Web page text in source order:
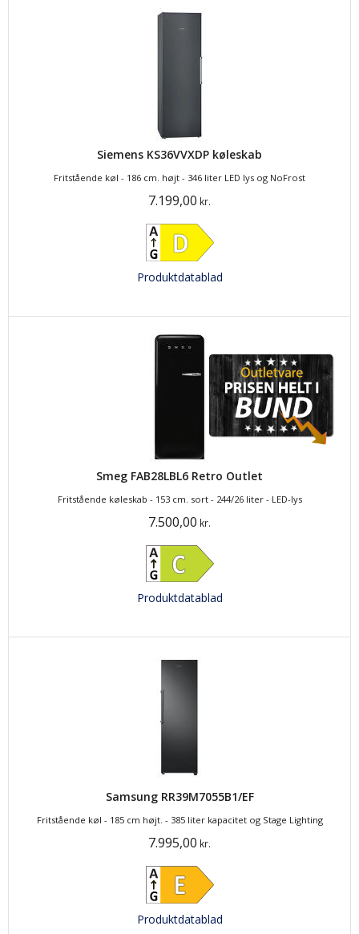
Siemens KS36VVXDP køleskab
Fritstående køl - 186 cm. højt - 346 liter LED lys og NoFrost
7.199,00 kr.
Produktdatablad
Smeg FAB28LBL6 Retro Outlet
Fritstående køleskab - 153 cm. sort - 244/26 liter - LED-lys
7.500,00 kr.
Produktdatablad
Samsung RR39M7055B1/EF
Fritstående køl - 185 cm højt. - 385 liter kapacitet og Stage Lighting
7.995,00 kr.
Produktdatablad